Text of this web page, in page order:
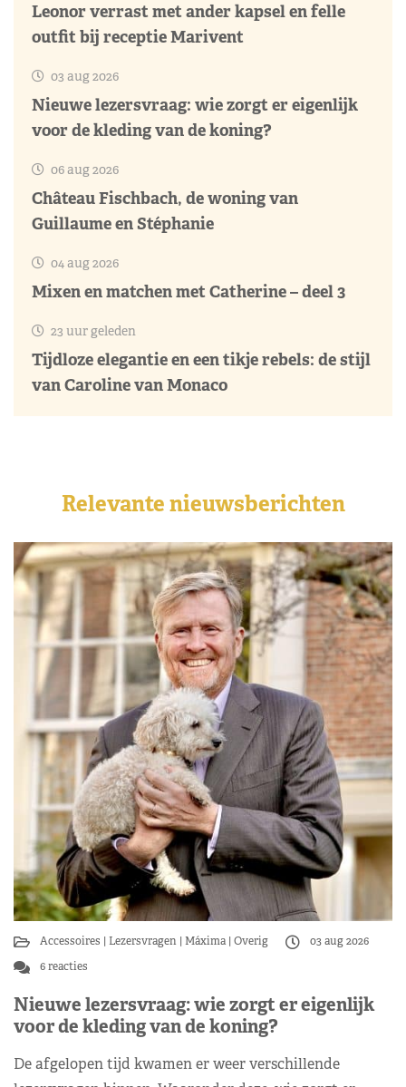
Leonor verrast met ander kapsel en felle
outfit bij receptie Marivent
03 aug 2026
Nieuwe lezersvraag: wie zorgt er eigenlijk
voor de kleding van de koning?
06 aug 2026
Château Fischbach, de woning van
Guillaume en Stéphanie
04 aug 2026
Mixen en matchen met Catherine – deel 3
23 uur geleden
Tijdloze elegantie en een tikje rebels: de stijl
van Caroline van Monaco
Relevante nieuwsberichten
Accessoires Lezersvragen Máxima Overig
03 aug 2026
6 reacties
Nieuwe lezersvraag: wie zorgt er eigenlijk
voor de kleding van de koning?
De afgelopen tijd kwamen er weer verschillende